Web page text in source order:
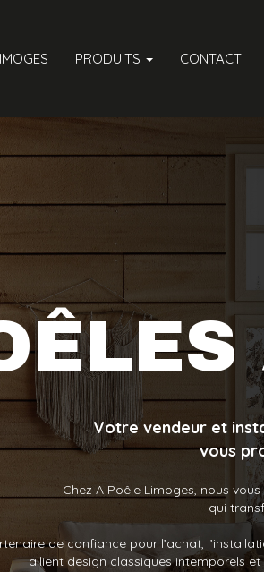
PRODUITS CONTACT
Votre vendeur et
vous
Chez A Poêle Limoges, nous
qui
de confiance pour l’achat,
allient design classiques intemporels